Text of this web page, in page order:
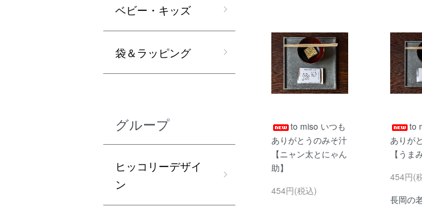
to miso いつも
ありがとうのみそ汁
【ニャン太とにゃん
助】
454円(税込)
to
ありが
【うま
454円(
長岡の
ベビー・キッズ
袋＆ラッピング
グループ
ヒッコリーデザイ
ン